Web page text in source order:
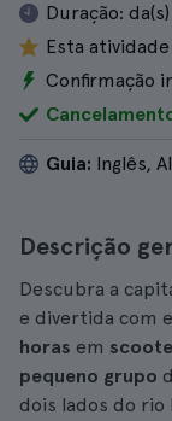
Duração:
Esta
Confirmação
Guia: Inglês,
Descrição
Descubra a
e divertida com
horas em
pequeno grupo
dois lados do rio